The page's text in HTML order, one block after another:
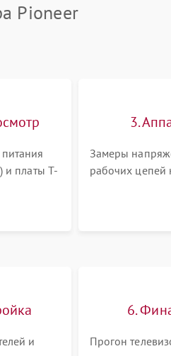
Pioneer
и платы T-
3.
Замеры
рабочих цепей
и
6.
Прогон